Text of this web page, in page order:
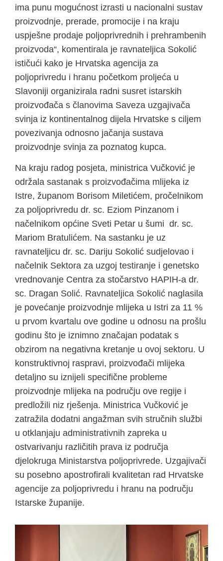
ima punu mogućnost izrasti u nacionalni sustav
proizvodnje, prerade, promocije i na kraju
uspješne prodaje poljoprivrednih i prehrambenih
proizvoda“, komentirala je ravnateljica Sokolić
ističući kako je Hrvatska agencija za
poljoprivredu i hranu početkom proljeća u
Slavoniji organizirala radni susret istarskih
proizvođača s članovima Saveza uzgajivača
svinja iz kontinentalnog dijela Hrvatske s ciljem
povezivanja odnosno jačanja sustava
proizvodnje svinja za poznatog kupca.
Na kraju radog posjeta, ministrica Vučković je
održala sastanak s proizvođačima mlijeka iz
Istre, županom Borisom Miletićem, pročelnikom
za poljoprivredu dr. sc. Eziom Pinzanom i
načelnikom općine Sveti Petar u šumi dr. sc.
Mariom Bratulićem. Na sastanku je uz
ravnateljicu dr. sc. Dariju Sokolić sudjelovao i
načelnik Sektora za uzgoj testiranje i genetsko
vrednovanje Centra za stočarstvo HAPIH-a dr.
sc. Dragan Solić. Ravnateljica Sokolić naglasila
je povećanje proizvodnje mlijeka u Istri za 11 %
u prvom kvartalu ove godine u odnosu na prošlu
godinu što je iznimno značajan podatak s
obzirom na negativna kretanje u ovoj sektoru. U
konstruktivnoj raspravi, proizvođači mlijeka
detaljno su iznijeli specifične probleme
proizvodnje mlijeka na području ove regije i
predložili niz rješenja. Ministrica Vučković je
zatražila dodatni angažman svih stručnih službi
u otklanjaju administrativnih zapreka u
ostvarivanju različitih prava iz područja
djelokruga Ministarstva poljoprivrede. Uzgajivači
su posebno apostrofirali kvalitetan rad Hrvatske
agencije za poljoprivredu i hranu na području
Istarske županije.